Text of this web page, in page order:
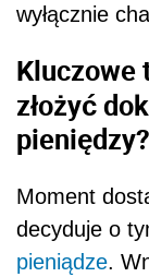
wyłącznie
Kluczowe
złożyć
pieniędzy?
Moment
decyduje o
pieniądze.